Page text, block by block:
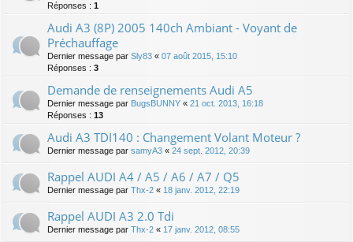
Réponses : 1
Audi A3 (8P) 2005 140ch Ambiant - Voyant de
Préchauffage
Dernier message par Sly83 « 07 août 2015, 15:10
Réponses : 3
Demande de renseignements Audi A5
Dernier message par BugsBUNNY « 21 oct. 2013, 16:18
Réponses : 13
Audi A3 TDI140 : Changement Volant Moteur ?
Dernier message par samyA3 « 24 sept. 2012, 20:39
Rappel AUDI A4 / A5 / A6 / A7 / Q5
Dernier message par Thx-2 « 18 janv. 2012, 22:19
Rappel AUDI A3 2.0 Tdi
Dernier message par Thx-2 « 17 janv. 2012, 08:55